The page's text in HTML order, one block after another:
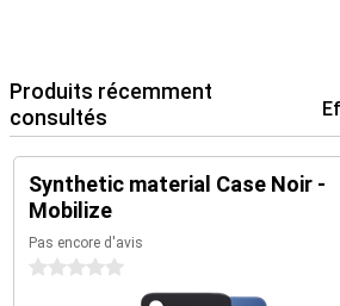
Produits récemment
consultés
Synthetic material Case Noir -
Mobilize
Pas encore d'avis
0 étoiles